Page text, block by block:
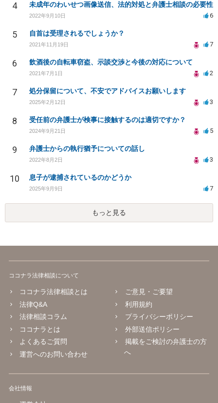
4 未成年のわいせつ画像送信、法的対処と弁護士相談の必要性
2022年9月10日 6
5 自首は受理されるでしょうか？
2021年11月19日 7
6 飲酒後の自転車窃盗、示談交渉と今後の対応について
2021年7月1日 2
7 処分保留について、不安でアドバイスお願いします
2025年2月12日 3
8 受任前の弁護士が検事に接触するのは適切ですか？
2024年9月21日 5
9 弁護士からの執行猶予についての話し
2022年8月2日 3
10 息子が逮捕されているのかどうか
2025年9月9日 7
もっと見る
ココナラ法律相談について
ココナラ法律相談とは
法律Q&A
法律相談コラム
ココナラとは
よくあるご質問
運営へのお問い合わせ
ご意見・ご要望
利用規約
プライバシーポリシー
外部送信ポリシー
掲載をご検討の弁護士の方
へ
会社情報